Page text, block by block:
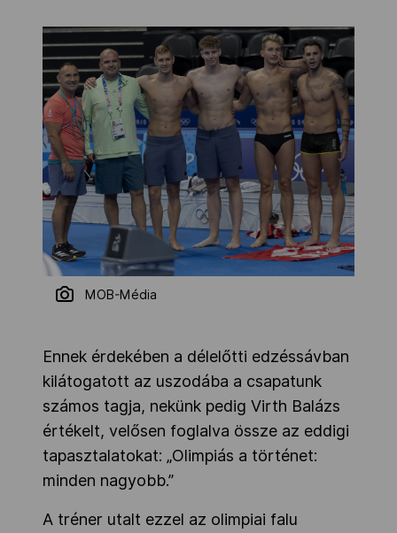
MOB-Média
Ennek érdekében a délelőtti edzéssávban
kilátogatott az uszodába a csapatunk
számos tagja, nekünk pedig Virth Balázs
értékelt, velősen foglalva össze az eddigi
tapasztalatokat: „Olimpiás a történet:
minden nagyobb.”
A tréner utalt ezzel az olimpiai falu